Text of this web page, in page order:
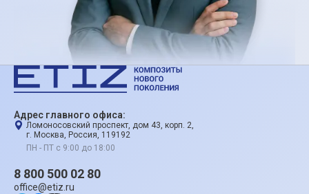
Адрес главного офиса:
Ломоносовский проспект, дом 43, корп. 2,
г. Москва, Россия, 119192
ПН - ПТ с 9:00 до 18:00
8 800 500 02 80
office@etiz.ru